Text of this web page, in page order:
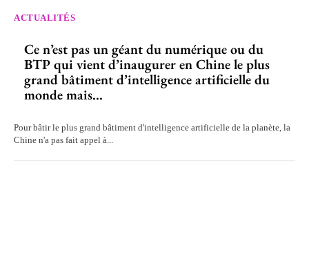
ACTUALITÉS
Ce n’est pas un géant du numérique ou du
BTP qui vient d’inaugurer en Chine le plus
grand bâtiment d’intelligence artificielle du
monde mais...
Pour bâtir le plus grand bâtiment d'intelligence artificielle de la planète, la
Chine n'a pas fait appel à...